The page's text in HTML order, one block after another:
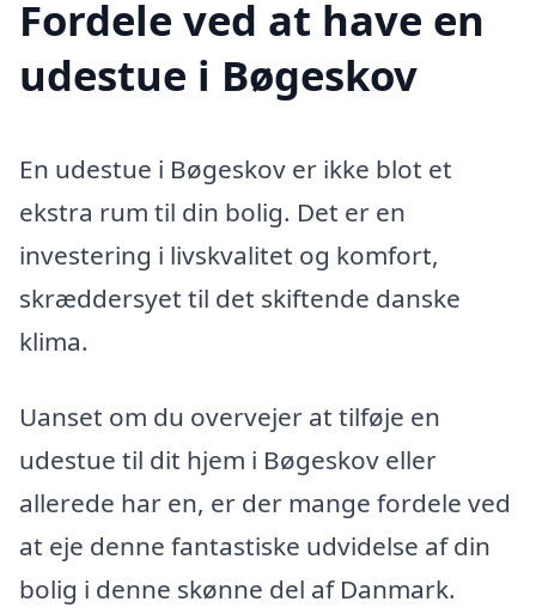
Fordele ved at have en
udestue i Bøgeskov
En udestue i Bøgeskov er ikke blot et
ekstra rum til din bolig. Det er en
investering i livskvalitet og komfort,
skræddersyet til det skiftende danske
klima.
Uanset om du overvejer at tilføje en
udestue til dit hjem i Bøgeskov eller
allerede har en, er der mange fordele ved
at eje denne fantastiske udvidelse af din
bolig i denne skønne del af Danmark.